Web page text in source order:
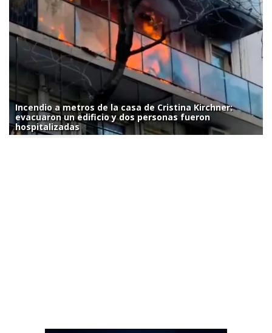
Incendio a metros de la casa de Cristina Kirchner:
evacuaron un edificio y dos personas fueron
hospitalizadas